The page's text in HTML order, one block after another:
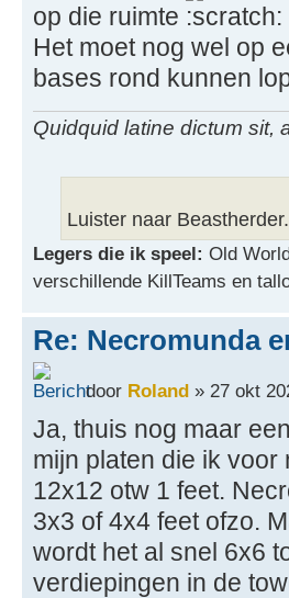
op die ruimte
Het moet nog wel op
bases rond kunnen
Quidquid latine dictum sit,
Luister naar
Legers die ik speel: Old
verschillende KillTeams en
Re: Necromunda
door Roland » 27 okt
Ja, thuis nog maar
mijn platen die ik
12x12 otw 1 feet.
3x3 of 4x4 feet ofzo.
wordt het al snel 6x6
verdiepingen in de